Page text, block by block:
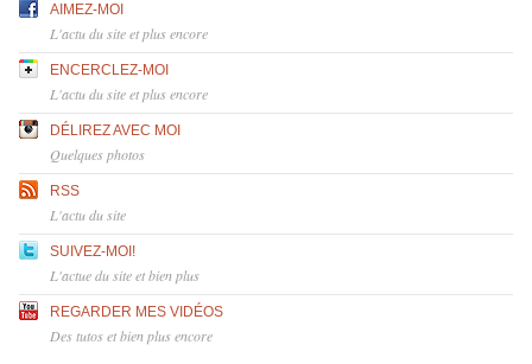
AIMEZ-MOI
L'actu du site et plus encore
ENCERCLEZ-MOI
L'actu du site et plus encore
DÉLIREZ AVEC MOI
Quelques photos
RSS
L'actu du site
SUIVEZ-MOI!
L'actue du site et bien plus
REGARDER MES VIDÉOS
Des tutos et bien plus encore